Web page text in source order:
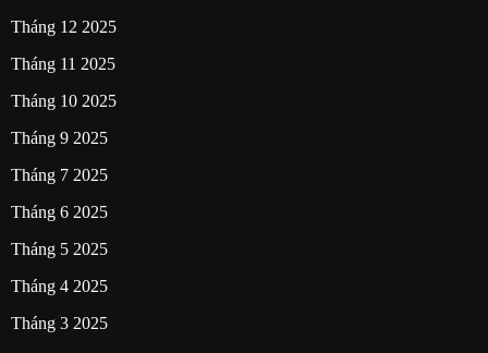
Tháng 12 2025
Tháng 11 2025
Tháng 10 2025
Tháng 9 2025
Tháng 7 2025
Tháng 6 2025
Tháng 5 2025
Tháng 4 2025
Tháng 3 2025